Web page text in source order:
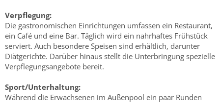
Verpflegung:
Die gastronomischen Einrichtungen umfassen ein Restaurant,
ein Café und eine Bar. Täglich wird ein nahrhaftes Frühstück
serviert. Auch besondere Speisen sind erhältlich, darunter
Diätgerichte. Darüber hinaus stellt die Unterbringung spezielle
Verpflegungsangebote bereit.
Sport/Unterhaltung:
Während die Erwachsenen im Außenpool ein paar Runden